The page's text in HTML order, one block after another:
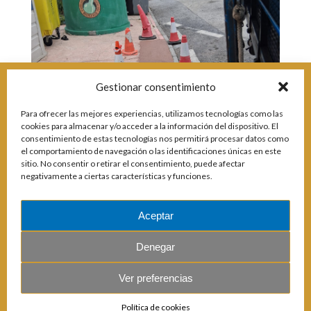
Gestionar consentimiento
Para ofrecer las mejores experiencias, utilizamos tecnologías como las
cookies para almacenar y/o acceder a la información del dispositivo. El
consentimiento de estas tecnologías nos permitirá procesar datos como
el comportamiento de navegación o las identificaciones únicas en este
sitio. No consentir o retirar el consentimiento, puede afectar
negativamente a ciertas características y funciones.
Aceptar
Denegar
Ver preferencias
Política de cookies
Incidencias
Incidencias
App Gecor
OCIO Y CURIOSIDADES DE SITIO DE CALAHONDA
Historia de Sitio de Calahonda
Club de Golf La Siesta
Centros Comerciales
La Iglesia de San Miguel
La Ermita de Calahonda
Parque España
Parque Calahonda
Ruta de árboles singulares
Parque Canino
Galería Fotográfica
Calahonda de noche
Centros comerciales
Iglesia de San Miguel
La Ermita de Calahonda
Vivero de Calahonda
Revistas
Buscar:
Calle Monte Paraíso, 6, 29649 Mijas Costa.